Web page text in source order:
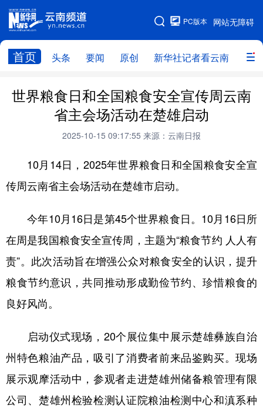
网站无障碍
PC版本
首页 头条 要闻 原创 新华社记者看云南 政务
网站地图
头条 云南要闻 本网原创
新华社记者看云南 政务 人事
云南省领导报道集
教育
州市
社会
云南青年说 趣看文物
世界粮食日和全国粮食安全宣传周云南
省主会场活动在楚雄启动
2025-10-15 09:17:55 来源：云南日报
10月14日，2025年世界粮食日和全国粮食安全宣
传周云南省主会场活动在楚雄市启动。
今年10月16日是第45个世界粮食日。10月16日所
在周是我国粮食安全宣传周，主题为“粮食节约 人人有
责”。此次活动旨在增强公众对粮食安全的认识，提升
粮食节约意识，共同推动形成勤俭节约、珍惜粮食的
良好风尚。
启动仪式现场，20个展位集中展示楚雄彝族自治
州特色粮油产品，吸引了消费者前来品鉴购买。现场
展示观摩活动中，参观者走进楚雄州储备粮管理有限
公司、楚雄州检验检测认证院粮油检测中心和滇系种